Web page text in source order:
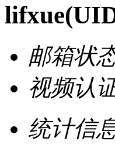
lifxue
邮箱状
视频认
统计信